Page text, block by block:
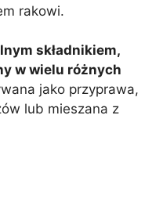
rakowi.
składnikiem,
w wielu różnych
jako przyprawa,
lub mieszana z